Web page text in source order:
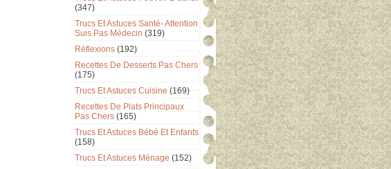
(347)
Trucs Et Astuces Santé- Attention
Suis Pas Médecin (319)
Réflexions (192)
Recettes De Desserts Pas Chers
(175)
Trucs Et Astuces Cuisine (169)
Recettes De Plats Principaux
Pas Chers (165)
Trucs Et Astuces Bébé Et Enfants
(158)
Trucs Et Astuces Ménage (152)